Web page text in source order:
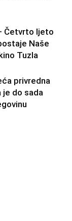
Četvrto ljeto
Naše
Tuzla
privredna
do sada